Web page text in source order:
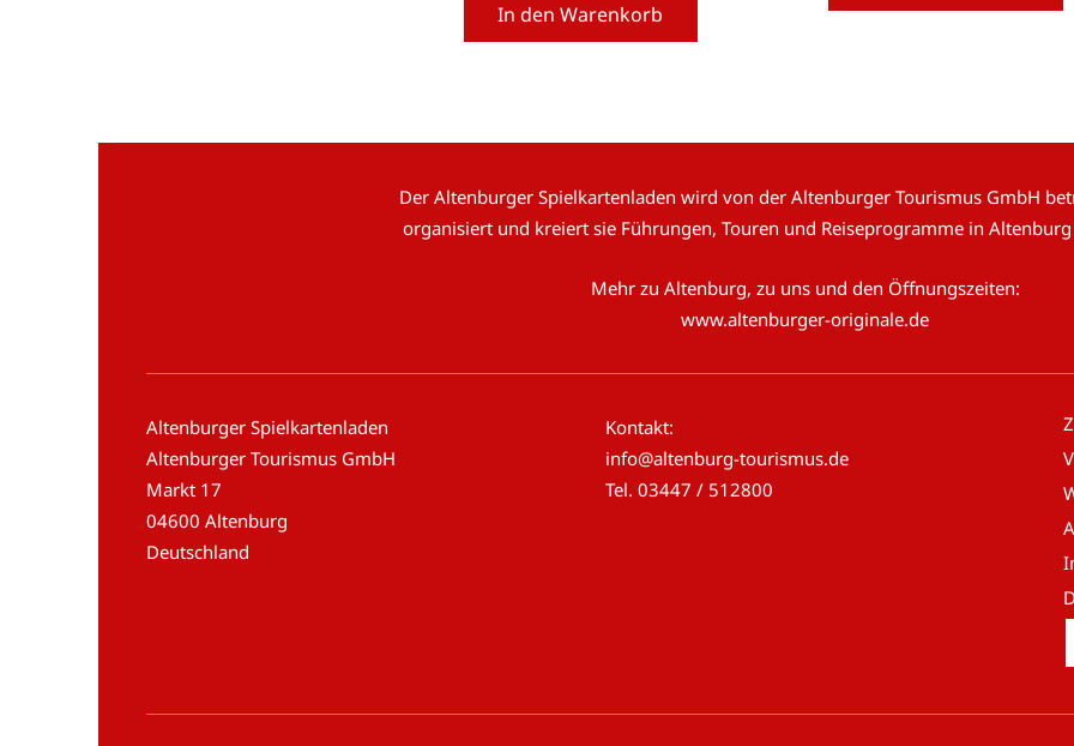
In den Warenkorb
Der Altenburger Spielkartenladen wird von der Altenburger Tourismus GmbH
organisiert und kreiert sie Führungen, Touren und Reiseprogramme in
Mehr zu Altenburg, zu uns und den Öffnungszeiten:
www.altenburger-originale.de
Altenburger Spielkartenladen
Altenburger Tourismus GmbH
Markt 17
04600 Altenburg
Deutschland
Kontakt:
info@altenburg-tourismus.de
Tel. 03447 / 512800